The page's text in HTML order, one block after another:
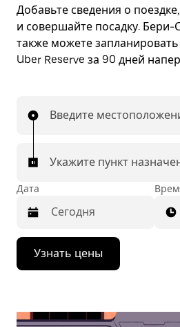
Добавьте сведения о
и совершайте посадку.
также можете запланировать
Uber Reserve за 90 дней
Введите
Укажите пункт
Дата
Нажмите
стрелку
вниз,
календарю
Узнать цены